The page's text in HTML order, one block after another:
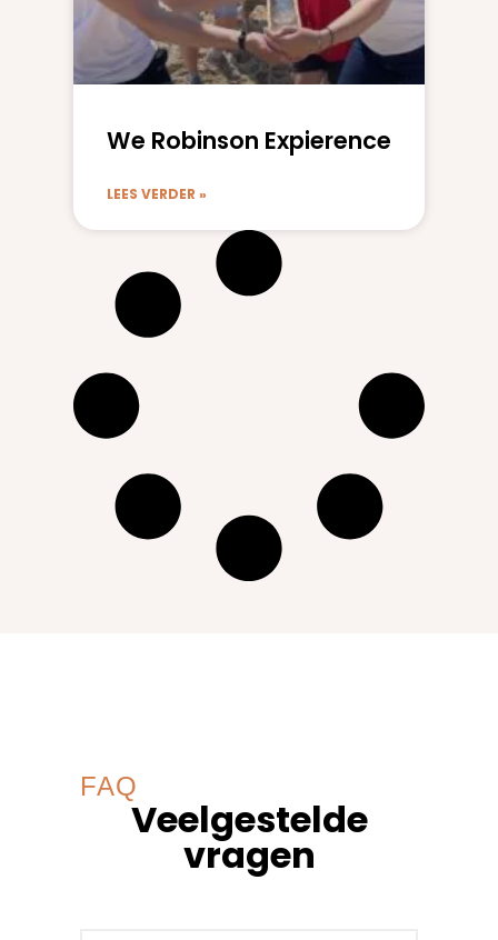
We Robinson Expierence
LEES VERDER »
FAQ
Veelgestelde
vragen